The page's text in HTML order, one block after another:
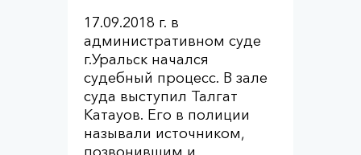
17.09.2018 г. в
административном суде
г.Уральск начался
судебный процесс. В зале
суда выступил Талгат
Катауов. Его в полиции
называли источником,